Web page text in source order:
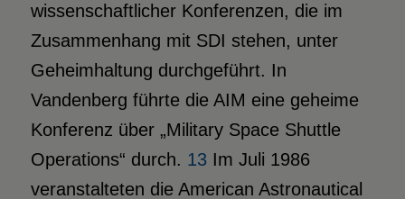
wissenschaftlicher Konferenzen, die im
Zusammenhang mit SDI stehen, unter
Geheimhaltung durchgeführt. In
Vandenberg führte die AIM eine geheime
Konferenz über „Military Space Shuttle
Operations“ durch. 13Im Juli 1986
veranstalteten die American Astronautical